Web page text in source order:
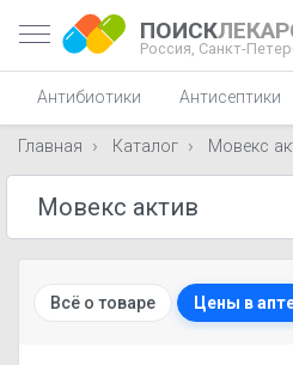
ПОИСК
Россия, Санкт-
Антибиотики Антисептики
Главная Каталог Мовекс
Всё о товаре Цены в